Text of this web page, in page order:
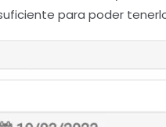
para poder